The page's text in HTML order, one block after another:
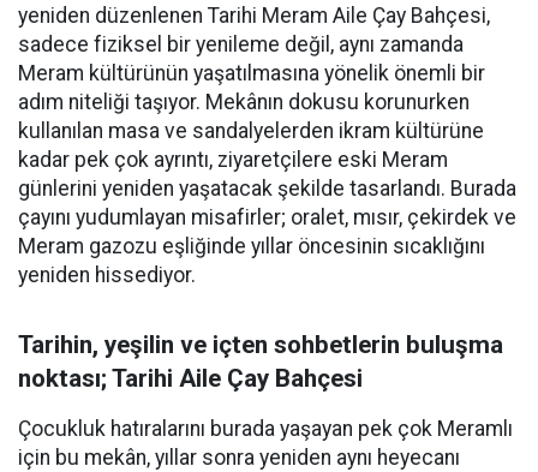
yeniden düzenlenen Tarihi Meram Aile Çay Bahçesi,
sadece fiziksel bir yenileme değil, aynı zamanda
Meram kültürünün yaşatılmasına yönelik önemli bir
adım niteliği taşıyor. Mekânın dokusu korunurken
kullanılan masa ve sandalyelerden ikram kültürüne
kadar pek çok ayrıntı, ziyaretçilere eski Meram
günlerini yeniden yaşatacak şekilde tasarlandı. Burada
çayını yudumlayan misafirler; oralet, mısır, çekirdek ve
Meram gazozu eşliğinde yıllar öncesinin sıcaklığını
yeniden hissediyor.
Tarihin, yeşilin ve içten sohbetlerin buluşma
noktası; Tarihi Aile Çay Bahçesi
Çocukluk hatıralarını burada yaşayan pek çok Meramlı
için bu mekân, yıllar sonra yeniden aynı heyecanı